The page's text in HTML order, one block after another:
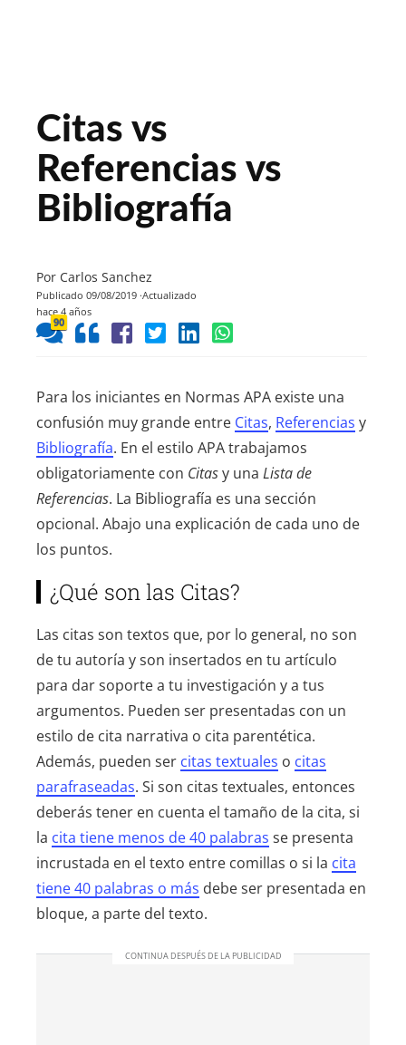
Citas vs
Referencias vs
Bibliografía
Por Carlos Sanchez
Publicado 09/08/2019 Actualizado
hace 4 años
90
Para los iniciantes en Normas APA existe una
confusión muy grande entre Citas, Referencias y
Bibliografía. En el estilo APA trabajamos
obligatoriamente con Citasy una Lista de
Referencias. La Bibliografía es una sección
opcional. Abajo una explicación de cada uno de
los puntos.
¿Qué son las Citas?
Las citas son textos que, por lo general, no son
de tu autoría y son insertados en tu artículo
para dar soporte a tu investigación y a tus
argumentos. Pueden ser presentadas con un
estilo de cita narrativa o cita parentética.
Además, pueden ser citas textuales o citas
parafraseadas. Si son citas textuales, entonces
deberás tener en cuenta el tamaño de la cita, si
la cita tiene menos de 40 palabras se presenta
incrustada en el texto entre comillas o si la cita
tiene 40 palabras o más debe ser presentada en
bloque, a parte del texto.